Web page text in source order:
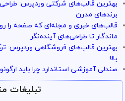
بهترین قالب‌های شرکتی وردپرس:
برندهای مدرن
قالب‌های خبری و مجله‌ای که صفحه را
ماندگار تا طراحی‌های آینده‌نگر
بهترین قالب‌های فروشگاهی وردپرس:
بالا
صندلی آموزشی استاندارد چرا باید
تبلیغات